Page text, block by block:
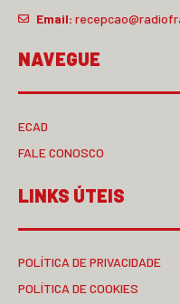
Email:
NAVEGUE
ECAD
FALE CONOSCO
LINKS ÚTEIS
POLÍTICA DE PRIVACIDADE
POLÍTICA DE COOKIES